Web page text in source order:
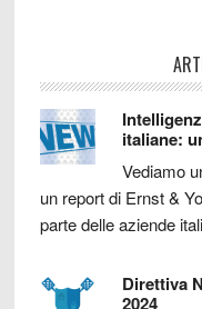
italiane:
Vediamo
un report di Ernst &
parte delle aziende
Direttiva
2024